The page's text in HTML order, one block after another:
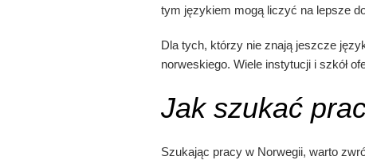
tym językiem mogą liczyć na lepsze
Dla tych, którzy nie znają jeszcze
norweskiego. Wiele instytucji i szkół
Jak szukać
Szukając pracy w Norwegii, warto